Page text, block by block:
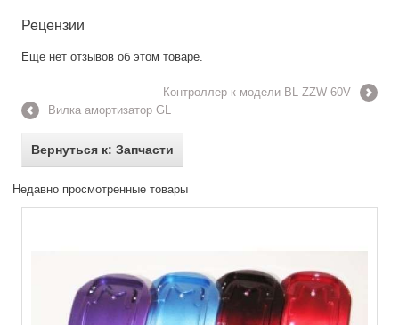
Рецензии
Еще нет отзывов об этом товаре.
Контроллер к модели BL-ZZW 60V
Вилка амортизатор GL
Вернуться к: Запчасти
Недавно просмотренные товары